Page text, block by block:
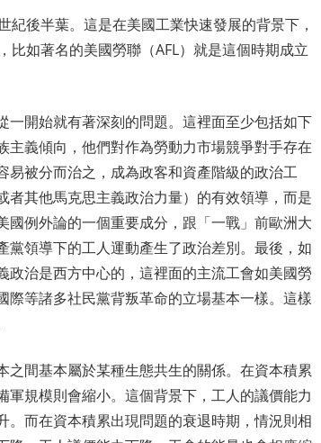
後半葉。這是在美國工業快速發展的背景下，
如著名的美國勞聯（AFL）就是這個時期成立
開始就有著深刻的問題。這裡面至少包括如下
義傾向，他們對作為勞動力市場競爭對手存在
易被分而治之，成為政客和資產階級的政治工
其他馬克思主義政治力量）的有效領導，而是
例外論的一個重要成分，跟「一戰」前歐洲大
領導下的工人運動產生了政治差別。最後，如
治是西方中心的，這裡面的主流工會如美國勞
等諸多社民黨背叛革命的立場基本一樣。這樣
間基本屬於某種生態共生的關係。在資本積累
規模則會縮小。這個背景下，工人的議價能力
而在資本積累出現問題的衰退時期，情況則相